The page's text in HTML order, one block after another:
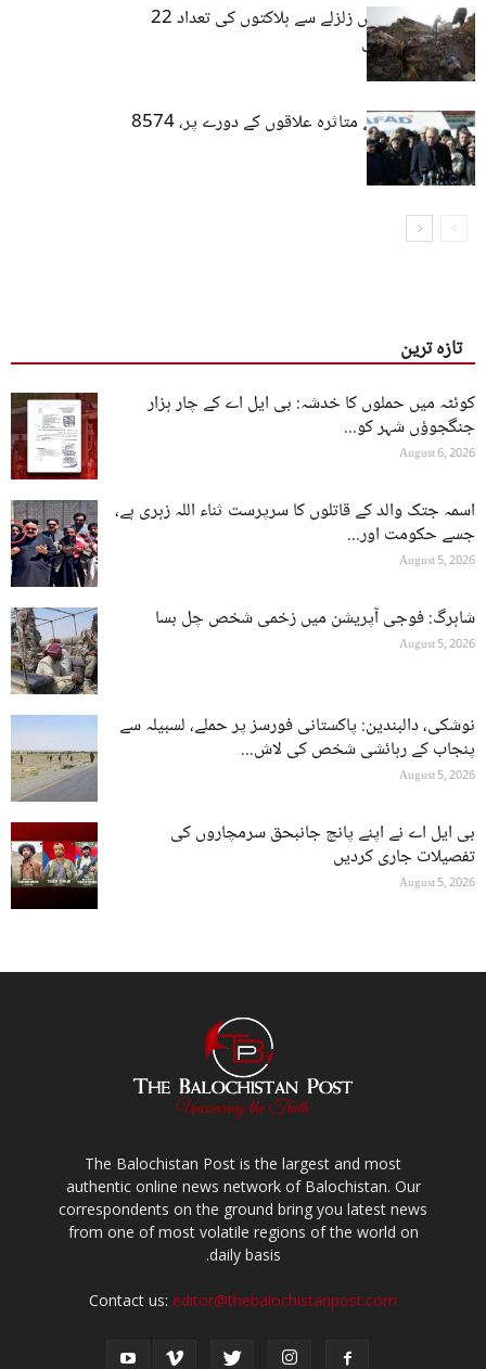
ترکیہ اور شام میں زلزلے سے ہلاکتوں کی تعداد 22
ہزار تک پہنچ گئی
ایردوان زلزلے سے متاثرہ علاقوں کے دورے پر، 8574
ہلاکتیں
تازہ ترین
کوئٹہ میں حملوں کا خدشہ: بی ایل اے کے چار ہزار
جنگجوؤں شہر کو...
August 6, 2026
اسمہ جتک والد کے قاتلوں کا سرپرست ثناء اللہ زہری ہے،
جسے حکومت اور...
August 5, 2026
شاہرگ: فوجی آپریشن میں زخمی شخص چل بسا
August 5, 2026
نوشکی، دالبندین: پاکستانی فورسز پر حملے، لسبیلہ سے
پنجاب کے رہائشی شخص کی لاش...
August 5, 2026
بی ایل اے نے اپنے پانچ جانبحق سرمچاروں کی
تفصیلات جاری کردیں
August 5, 2026
The Balochistan Post is the largest and most
authentic online news network of Balochistan. Our
correspondents on the ground bring you latest news
from one of most volatile regions of the world on
daily basis.
Contact us: editor@thebalochistanpost.com